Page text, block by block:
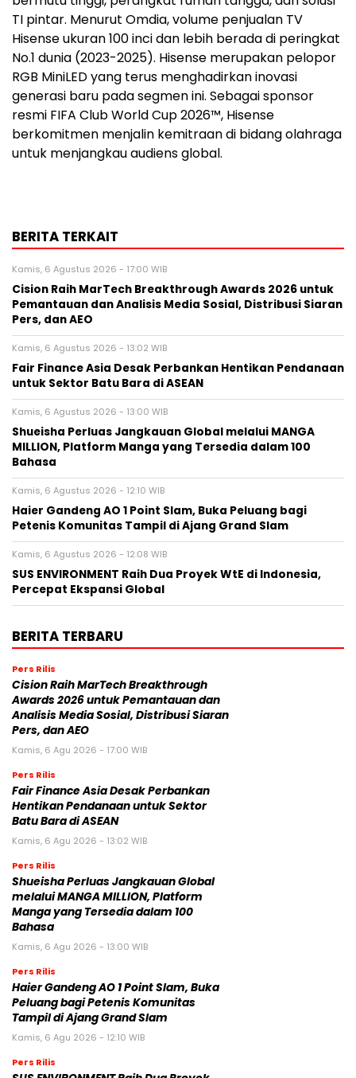
TI pintar. Menurut Omdia, volume penjualan TV
Hisense ukuran 100 inci dan lebih berada di peringkat
No.1 dunia (2023-2025). Hisense merupakan pelopor
RGB MiniLED yang terus menghadirkan inovasi
generasi baru pada segmen ini. Sebagai sponsor
resmi FIFA Club World Cup 2026™, Hisense
berkomitmen menjalin kemitraan di bidang olahraga
untuk menjangkau audiens global.
BERITA TERKAIT
Kamis, 6 Agustus 2026 - 17:00 WIB
Cision Raih MarTech Breakthrough Awards 2026 untuk
Pemantauan dan Analisis Media Sosial, Distribusi Siaran
Pers, dan AEO
Kamis, 6 Agustus 2026 - 13:02 WIB
Fair Finance Asia Desak Perbankan Hentikan Pendanaan
untuk Sektor Batu Bara di ASEAN
Kamis, 6 Agustus 2026 - 13:00 WIB
Shueisha Perluas Jangkauan Global melalui MANGA
MILLION, Platform Manga yang Tersedia dalam 100
Bahasa
Kamis, 6 Agustus 2026 - 12:10 WIB
Haier Gandeng AO 1 Point Slam, Buka Peluang bagi
Petenis Komunitas Tampil di Ajang Grand Slam
Kamis, 6 Agustus 2026 - 12:08 WIB
SUS ENVIRONMENT Raih Dua Proyek WtE di Indonesia,
Percepat Ekspansi Global
BERITA TERBARU
Pers Rilis
Cision Raih MarTech Breakthrough
Awards 2026 untuk Pemantauan dan
Analisis Media Sosial, Distribusi Siaran
Pers, dan AEO
Kamis, 6 Agu 2026 - 17:00 WIB
Pers Rilis
Fair Finance Asia Desak Perbankan
Hentikan Pendanaan untuk Sektor
Batu Bara di ASEAN
Kamis, 6 Agu 2026 - 13:02 WIB
Pers Rilis
Shueisha Perluas Jangkauan Global
melalui MANGA MILLION, Platform
Manga yang Tersedia dalam 100
Bahasa
Kamis, 6 Agu 2026 - 13:00 WIB
Pers Rilis
Haier Gandeng AO 1 Point Slam, Buka
Peluang bagi Petenis Komunitas
Tampil di Ajang Grand Slam
Kamis, 6 Agu 2026 - 12:10 WIB
Pers Rilis